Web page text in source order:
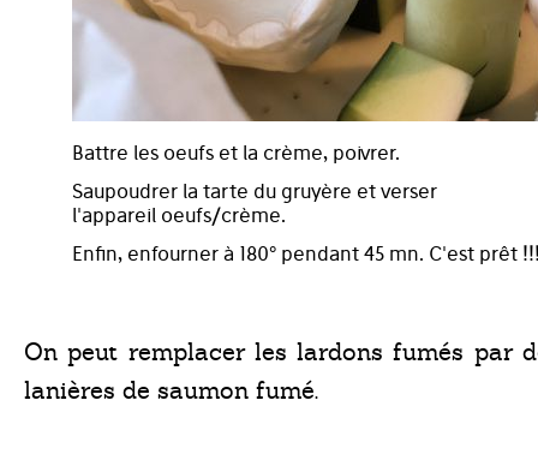
Battre les oeufs et la crème, poivrer.
Saupoudrer la tarte du gruyère et verser
l'appareil oeufs/crème.
Enfin, enfourner à 180° pendant 45 mn. C'est prêt
On peut remplacer les lardons fumés par
lanières de saumon fumé.